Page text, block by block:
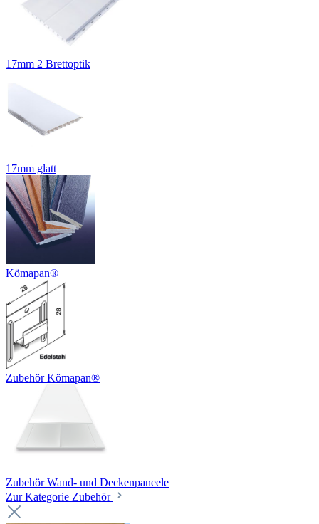
17mm 2 Brettoptik
17mm glatt
Kömapan®
Zubehör Kömapan®
Zubehör Wand- und Deckenpaneele
Zur Kategorie Zubehör